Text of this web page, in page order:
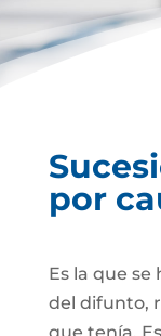
por
Es la que
del difunto,